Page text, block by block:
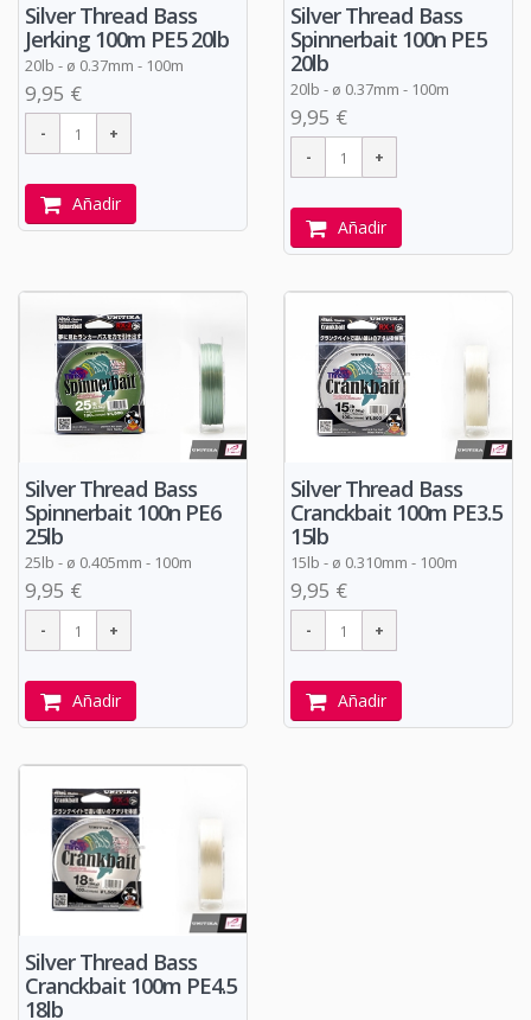
Silver Thread Bass
Jerking 100m PE5 20lb
20lb - ø 0.37mm - 100m
9,95 €
Añadir
Silver Thread Bass
Spinnerbait 100n PE5
20lb
20lb - ø 0.37mm - 100m
9,95 €
Añadir
Silver Thread Bass
Spinnerbait 100n PE6
25lb
25lb - ø 0.405mm - 100m
9,95 €
Añadir
Silver Thread Bass
Cranckbait 100m PE3.5
15lb
15lb - ø 0.310mm - 100m
9,95 €
Añadir
Silver Thread Bass
Cranckbait 100m PE4.5
18lb